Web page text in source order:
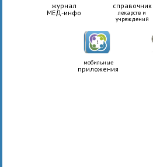
журнал
МЕД-инфо
справочник
лекарств и
учреждений
мобильные
приложения